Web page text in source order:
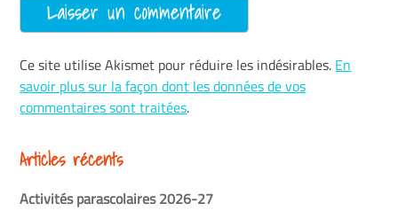
Ce site utilise Akismet pour réduire les indésirables. En
savoir plus sur la façon dont les données de vos
commentaires sont traitées.
Articles récents
Activités parascolaires 2026-27